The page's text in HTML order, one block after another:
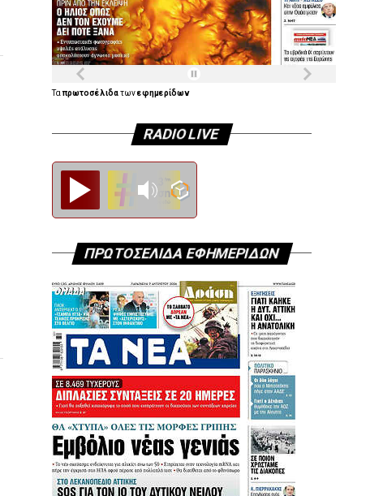
Ταπρωτοσέλιδατωνεφημερίδων
RADIO LIVE
ΠΡΩΤΟΣΕΛΙΔΑ ΕΦΗΜΕΡΙΔΩΝ